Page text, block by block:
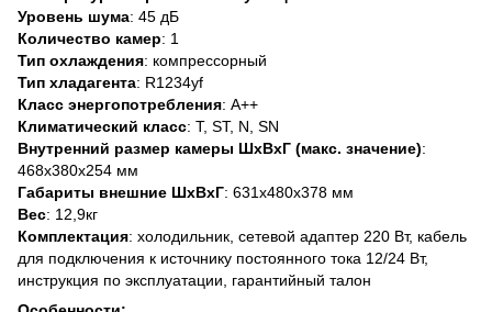
Уровень шума: 45 дБ
Количество камер: 1
Тип охлаждения: компрессорный
Тип хладагента: R1234yf
Класс энергопотребления: А++
Климатический класс: T, ST, N, SN
Внутренний размер камеры ШхВхГ (макс. значение):
468х380х254 мм
Габариты внешние ШхВхГ: 631х480х378 мм
Вес: 12,9кг
Комплектация: холодильник, сетевой адаптер 220 Вт, кабель
для подключения к источнику постоянного тока 12/24 Вт,
инструкция по эксплуатации, гарантийный талон